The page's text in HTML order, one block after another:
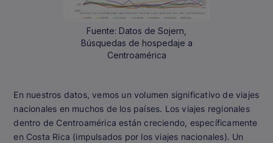
Fuente: Datos de Sojern,
Búsquedas de hospedaje a
Centroamérica
En nuestros datos, vemos un volumen significativo de viajes
nacionales en muchos de los países. Los viajes regionales
dentro de Centroamérica están creciendo, específicamente
en Costa Rica (impulsados por los viajes nacionales). Un